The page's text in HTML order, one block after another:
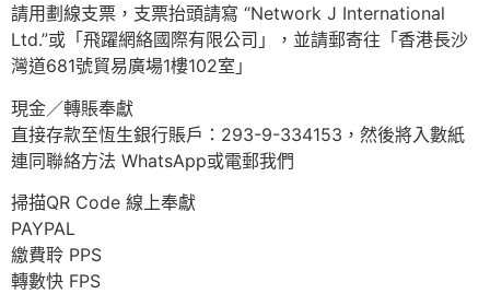
請用劃線支票，支票抬頭請寫 “Network J International
Ltd.”或「飛躍網絡國際有限公司」，並請郵寄往「香港長沙
灣道681號貿易廣場1樓102室」
現金／轉賬奉獻
直接存款至恆生銀行賬戶：293-9-334153，然後將入數紙
連同聯絡方法 WhatsApp或電郵我們
掃描QR Code 線上奉獻
PAYPAL
繳費聆 PPS
轉數快 FPS